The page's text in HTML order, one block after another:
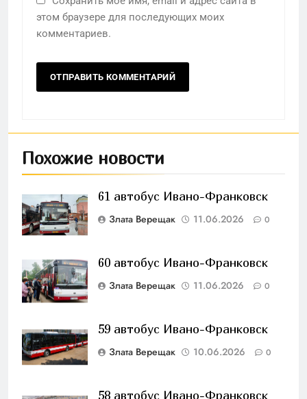
этом браузере для последующих моих
комментариев.
Похожие новости
61 автобус Ивано-Франковск
Злата Верещак 11.06.2026 0
60 автобус Ивано-Франковск
Злата Верещак 11.06.2026 0
59 автобус Ивано-Франковск
Злата Верещак 10.06.2026 0
58 автобус Ивано-Франковск